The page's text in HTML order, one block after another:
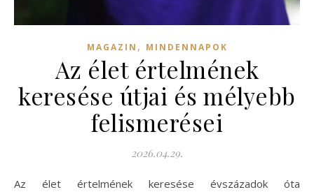
MAGAZIN , MINDENNAPOK
Az élet értelmének
keresése útjai és mélyebb
felismerései
2026.04.29.
Az élet értelmének keresése évszázadok óta